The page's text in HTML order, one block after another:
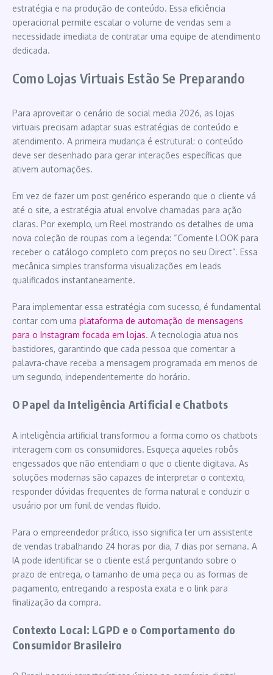
estratégia e na produção de conteúdo. Essa eficiência
operacional permite escalar o volume de vendas sem a
necessidade imediata de contratar uma equipe de atendimento
dedicada.
Como Lojas Virtuais Estão Se Preparando
Para aproveitar o cenário de social media 2026, as lojas
virtuais precisam adaptar suas estratégias de conteúdo e
atendimento. A primeira mudança é estrutural: o conteúdo
deve ser desenhado para gerar interações específicas que
ativem automações.
Em vez de fazer um post genérico esperando que o cliente vá
até o site, a estratégia atual envolve chamadas para ação
claras. Por exemplo, um Reel mostrando os detalhes de uma
nova coleção de roupas com a legenda: “Comente LOOK para
receber o catálogo completo com preços no seu Direct”. Essa
mecânica simples transforma visualizações em leads
qualificados instantaneamente.
Para implementar essa estratégia com sucesso, é fundamental
contar com uma plataforma de automação de mensagens
para o Instagram focada em lojas. A tecnologia atua nos
bastidores, garantindo que cada pessoa que comentar a
palavra-chave receba a mensagem programada em menos de
um segundo, independentemente do horário.
O Papel da Inteligência Artificial e Chatbots
A inteligência artificial transformou a forma como os chatbots
interagem com os consumidores. Esqueça aqueles robôs
engessados que não entendiam o que o cliente digitava. As
soluções modernas são capazes de interpretar o contexto,
responder dúvidas frequentes de forma natural e conduzir o
usuário por um funil de vendas fluido.
Para o empreendedor prático, isso significa ter um assistente
de vendas trabalhando 24 horas por dia, 7 dias por semana. A
IA pode identificar se o cliente está perguntando sobre o
prazo de entrega, o tamanho de uma peça ou as formas de
pagamento, entregando a resposta exata e o link para
finalização da compra.
Contexto Local: LGPD e o Comportamento do
Consumidor Brasileiro